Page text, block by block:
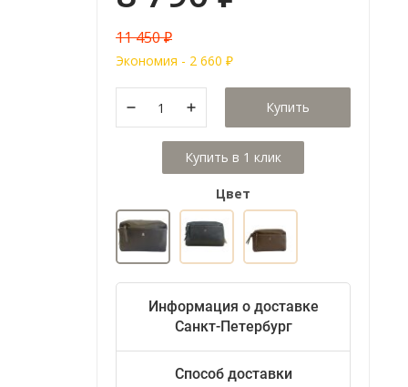
11 450₽
Экономия - 2 660 ₽
Купить
Цвет
Информация о доставке
Санкт-Петербург
Способ доставки